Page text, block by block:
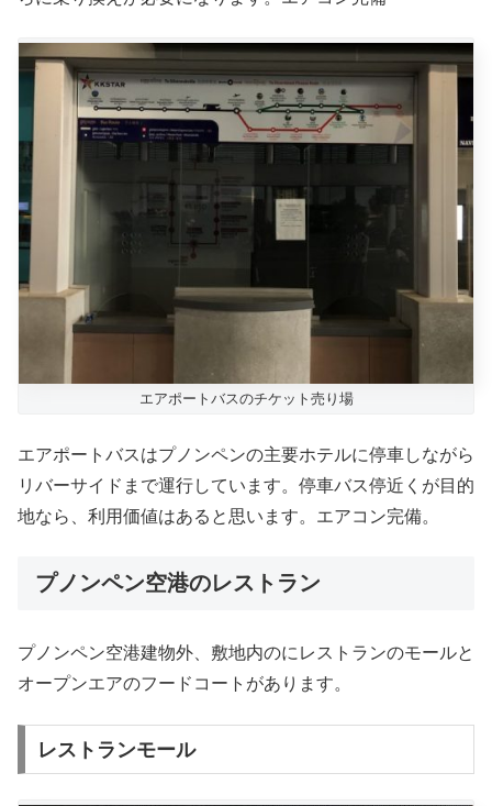
エアポートバスのチケット売り場
エアポートバスはプノンペンの主要ホテルに停車しながら
リバーサイドまで運行しています。停車バス停近くが目的
地なら、利用価値はあると思います。エアコン完備。
プノンペン空港のレストラン
プノンペン空港建物外、敷地内のにレストランのモールと
オープンエアのフードコートがあります。
レストランモール